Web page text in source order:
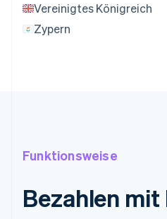
Vereinigtes Königreich
Zypern
Funktionsweise
Bezahlen